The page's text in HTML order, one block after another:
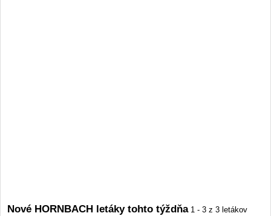
Nové HORNBACH letáky tohto týždňa1 - 3 z 3 letákov